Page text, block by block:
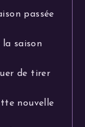
passée
la saison
de tirer
nouvelle